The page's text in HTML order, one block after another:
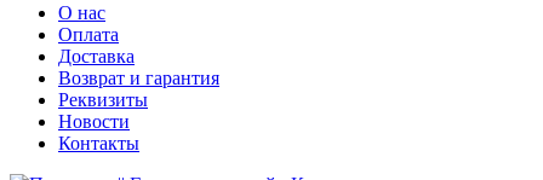
О нас
Оплата
Доставка
Возврат и гарантия
Реквизиты
Новости
Контакты